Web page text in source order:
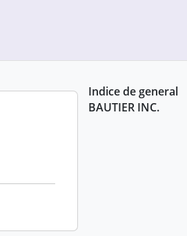
Indice de general
BAUTIER INC.